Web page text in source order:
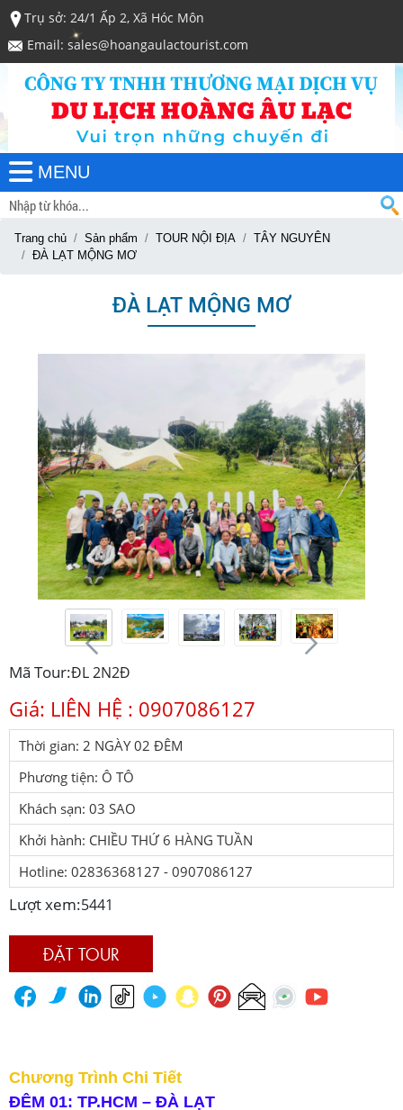
Trụ sở: 24/1 Ấp 2, Xã Hóc Môn
Email: sales@hoangaulactourist.com
MENU
Trang chủ Sản phẩm TOUR NỘI ĐỊA
TÂY NGUYÊN
ĐÀ LẠT MỘNG MƠ
ĐÀ LẠT MỘNG MƠ
Mã Tour:ĐL 2N2Đ
Giá: LIÊN HỆ : 0907086127
Thời gian: 2 NGÀY 02 ĐÊM
Phương tiện: Ô TÔ
Khách sạn: 03 SAO
Khởi hành: CHIỀU THỨ 6 HÀNG TUẦN
Hotline: 02836368127 - 0907086127
Lượt xem:5441
ĐẶT TOUR
Chương Trình Chi Tiết
ĐÊM 01: TP.HCM – ĐÀ LẠT